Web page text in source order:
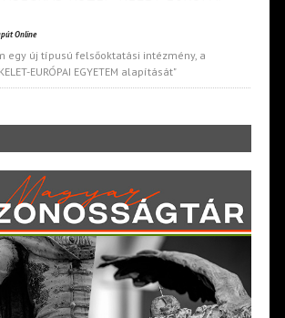
Online
egy új típusú felsőoktatási intézmény, a
EURÓPAI EGYETEM alapítását"